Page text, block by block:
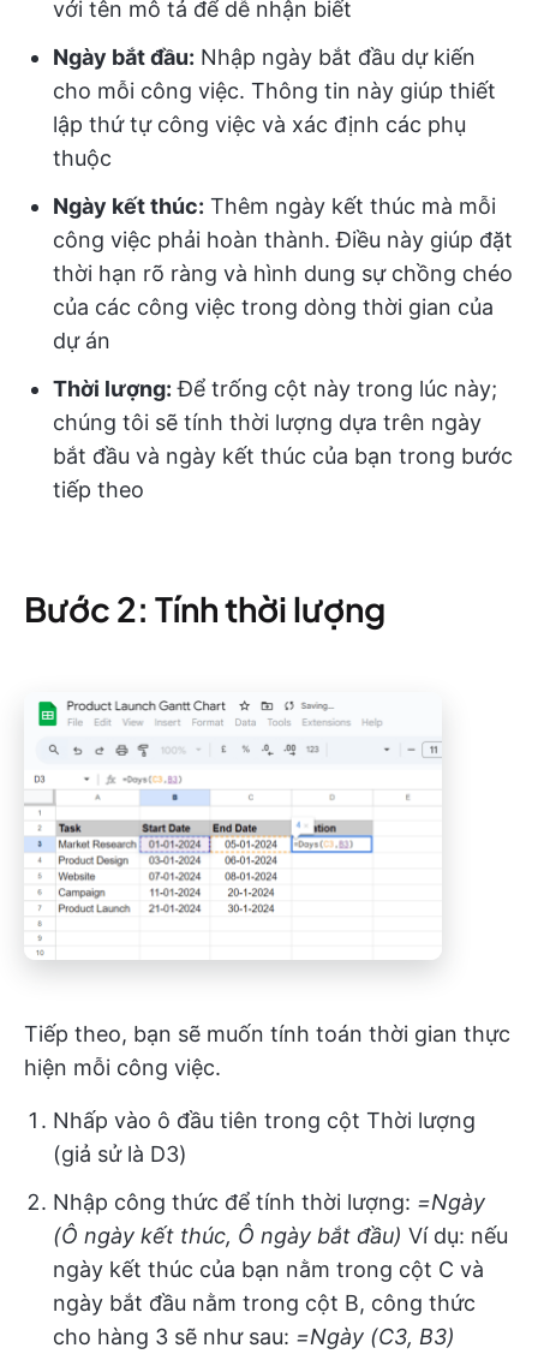
với tên mô tả để dễ nhận biết
Ngày bắt đầu: Nhập ngày bắt đầu dự kiến
cho mỗi công việc. Thông tin này giúp thiết
lập thứ tự công việc và xác định các phụ
thuộc
Ngày kết thúc: Thêm ngày kết thúc mà mỗi
công việc phải hoàn thành. Điều này giúp đặt
thời hạn rõ ràng và hình dung sự chồng chéo
của các công việc trong dòng thời gian của
dự án
Thời lượng: Để trống cột này trong lúc này;
chúng tôi sẽ tính thời lượng dựa trên ngày
bắt đầu và ngày kết thúc của bạn trong bước
tiếp theo
Bước 2: Tính thời lượng
Tiếp theo, bạn sẽ muốn tính toán thời gian thực
hiện mỗi công việc.
Nhấp vào ô đầu tiên trong cột Thời lượng
(giả sử là D3)
Nhập công thức để tính thời lượng: =Ngày
(Ô ngày kết thúc, Ô ngày bắt đầu) Ví dụ: nếu
ngày kết thúc của bạn nằm trong cột C và
ngày bắt đầu nằm trong cột B, công thức
cho hàng 3 sẽ như sau: =Ngày (C3, B3)